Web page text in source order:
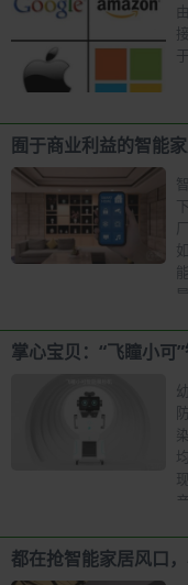
囿于商业利益的智能
掌心宝贝：“飞瞳小可
都在抢智能家居风口